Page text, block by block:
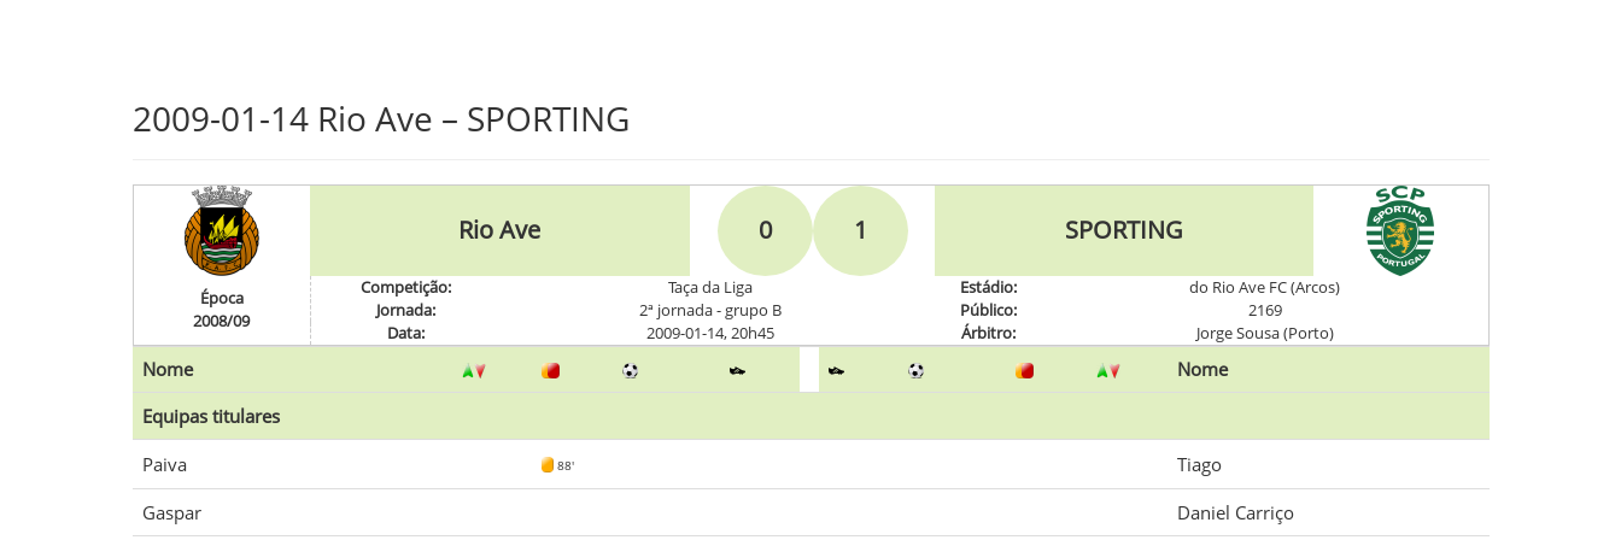
2009-01-14 Rio Ave – SPORTING
Rio Ave 0 1 SPORTING
Época
2008/09
Competição: Taça da Liga Estádio:
do Rio Ave FC (Arcos)
Jornada:
2ª jornada - grupo B Público:
2169
Data:
2009-01-14, 20h45 Árbitro: Jorge Sousa (Porto)
Nome
Nome
Equipas titulares
Paiva
88'
Tiago
Gaspar
Daniel Carriço